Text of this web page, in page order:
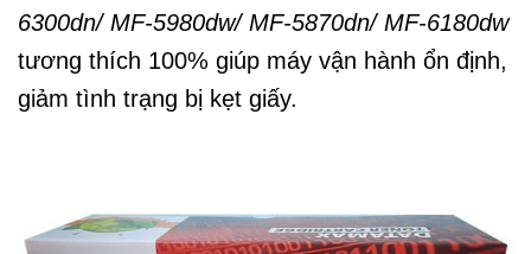
6300dn/ MF-5980dw/ MF-5870dn/ MF-6180dw
tương thích 100% giúp máy vận hành ổn định,
giảm tình trạng bị kẹt giấy.